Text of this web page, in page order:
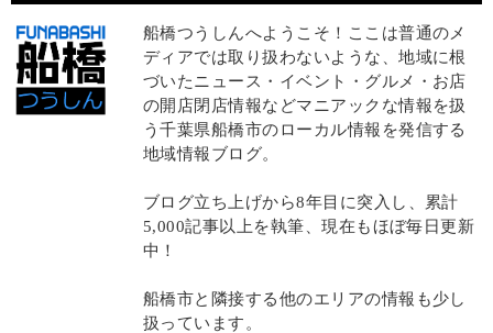
船橋つうしんへようこそ！ここは普通のメ
ディアでは取り扱わないような、地域に根
づいたニュース・イベント・グルメ・お店
の開店閉店情報などマニアックな情報を扱
う千葉県船橋市のローカル情報を発信する
地域情報ブログ。
ブログ立ち上げから8年目に突入し、累計
5,000記事以上を執筆、現在もほぼ毎日更新
中！
船橋市と隣接する他のエリアの情報も少し
扱っています。